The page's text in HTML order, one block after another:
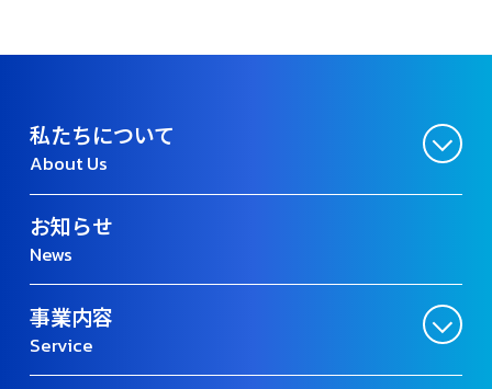
私たちについて
About Us
お知らせ
News
事業内容
Service